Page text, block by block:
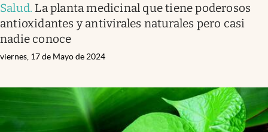
Salud. La planta medicinal que tiene poderosos
antioxidantes y antivirales naturales pero casi
nadie conoce
viernes, 17 de Mayo de 2024